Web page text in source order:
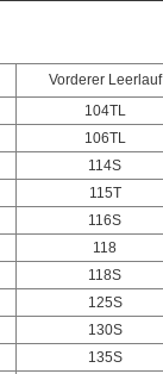
Vorderer Leerlauf
104TL
106TL
114S
115T
116S
118
118S
125S
130S
135S